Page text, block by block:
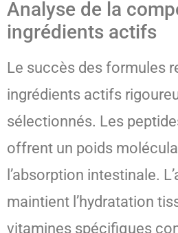
Analyse de la
ingrédients actifs
Le succès des formules
ingrédients actifs
sélectionnés. Les
offrent un poids
l’absorption intestinale.
maintient l’hydratation
vitamines spécifiques